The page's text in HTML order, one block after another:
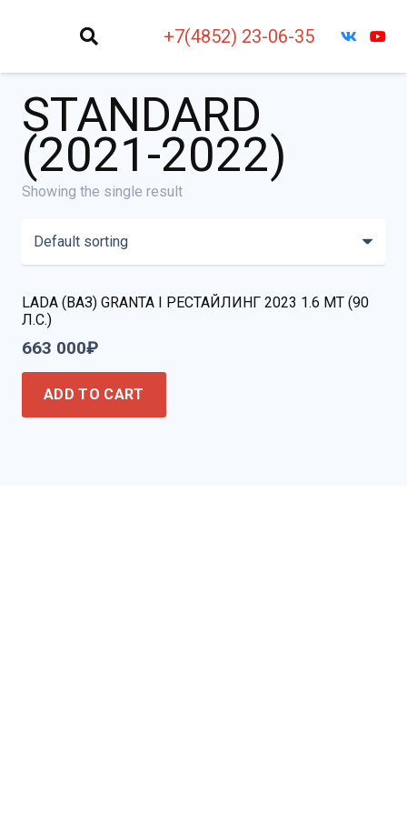
+7(4852) 23-06-35
STANDARD
(2021-2022)
Showing the single result
LADA (ВАЗ) GRANTA I РЕСТАЙЛИНГ 2023 1.6 MT (90
Л.С.)
663 000₽
ADD TO CART